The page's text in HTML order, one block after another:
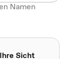
Namen
Sicht